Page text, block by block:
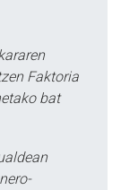
Faktoria
bat